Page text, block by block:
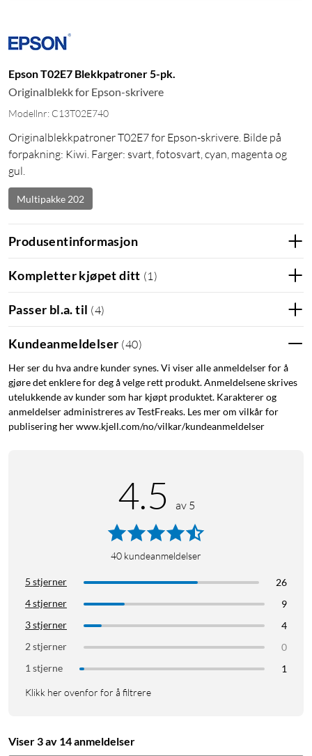
Epson T02E7 Blekkpatroner 5-pk.
Originalblekk for Epson-skrivere
Modellnr: C13T02E740
Originalblekkpatroner T02E7 for Epson-skrivere. Bilde på
forpakning: Kiwi. Farger: svart, fotosvart, cyan, magenta og
gul.
Multipakke 202
Produsentinformasjon
Kompletter kjøpet ditt (1 )
Passer bl.a. til (4)
Kundeanmeldelser (40)
Her ser du hva andre kunder synes. Vi viser alle anmeldelser for å
gjøre det enklere for deg å velge rett produkt. Anmeldelsene skrives
utelukkende av kunder som har kjøpt produktet. Karakterer og
anmeldelser administreres av TestFreaks. Les mer om vilkår for
publisering her www.kjell.com/no/vilkar/kundeanmeldelser
4.5 av 5
40 kundeanmeldelser
5 stjerner
26
4 stjerner
9
3 stjerner
4
2 stjerner
0
1 stjerne
1
Klikk her ovenfor for å filtrere
Viser 3 av 14 anmeldelser